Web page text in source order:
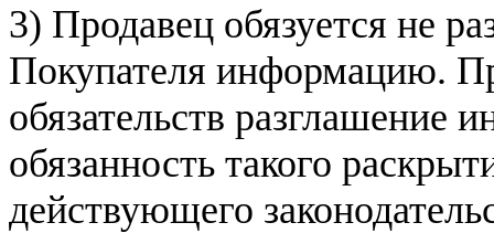
3) Продавец обязуется не
Покупателя информацию.
обязательств разглашение
обязанность такого
действующего